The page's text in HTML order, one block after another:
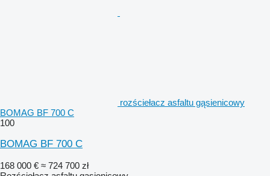
rozściełacz asfaltu gąsienicowy
BOMAG BF 700 C
100
BOMAG BF 700 C
168 000 € ≈ 724 700 zł